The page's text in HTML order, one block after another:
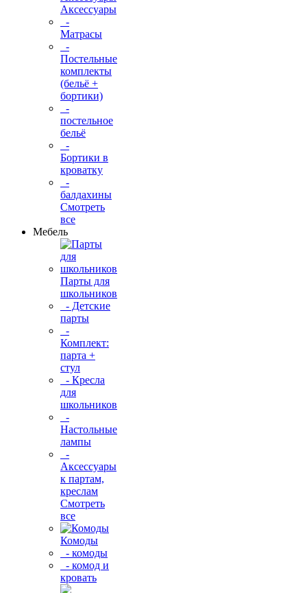
Аксессуары
-
Матрасы
-
Постельные
комплекты
(бельё +
бортики)
-
постельное
бельё
-
Бортики в
кроватку
-
балдахины
Смотреть
все
Мебель
Парты для
школьников
- Детские
парты
-
Комплект:
парта +
стул
- Кресла
для
школьников
-
Настольные
лампы
-
Аксессуары
к партам,
креслам
Смотреть
все
Комоды
- комоды
- комод и
кровать